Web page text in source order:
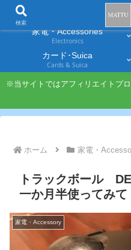
家電・Accessories
Electronics
カード･Suica
Cards & Suica
※当サイトではアフィリエイトプ
ホーム 家電・
トラックボール
一か月半使ってみて
家電・Accessory
検索